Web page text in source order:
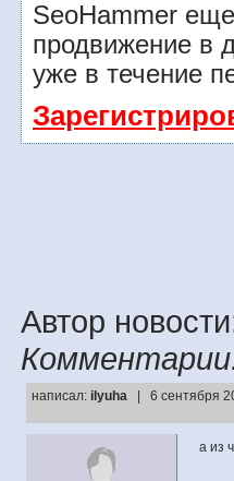
SeoHammer
продвижение в
уже в течение
Автор
написал: ilyuha | 6 сентября
а из